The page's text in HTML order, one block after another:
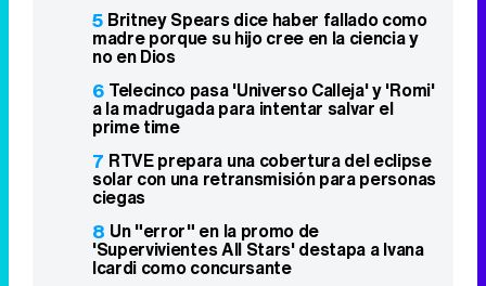
5 Britney Spears dice haber fallado como
madre porque su hijo cree en la ciencia y
no en Dios
6 Telecinco pasa 'Universo Calleja' y 'Romi'
a la madrugada para intentar salvar el
prime time
7 RTVE prepara una cobertura del eclipse
solar con una retransmisión para personas
ciegas
8 Un "error" en la promo de
'Supervivientes All Stars' destapa a Ivana
Icardi como concursante